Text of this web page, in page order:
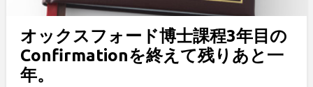
オックスフォード博士課程3年目の
Confirmationを終えて残りあと一
年。